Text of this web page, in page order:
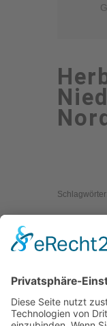
Schlagwörter:
Kontakt